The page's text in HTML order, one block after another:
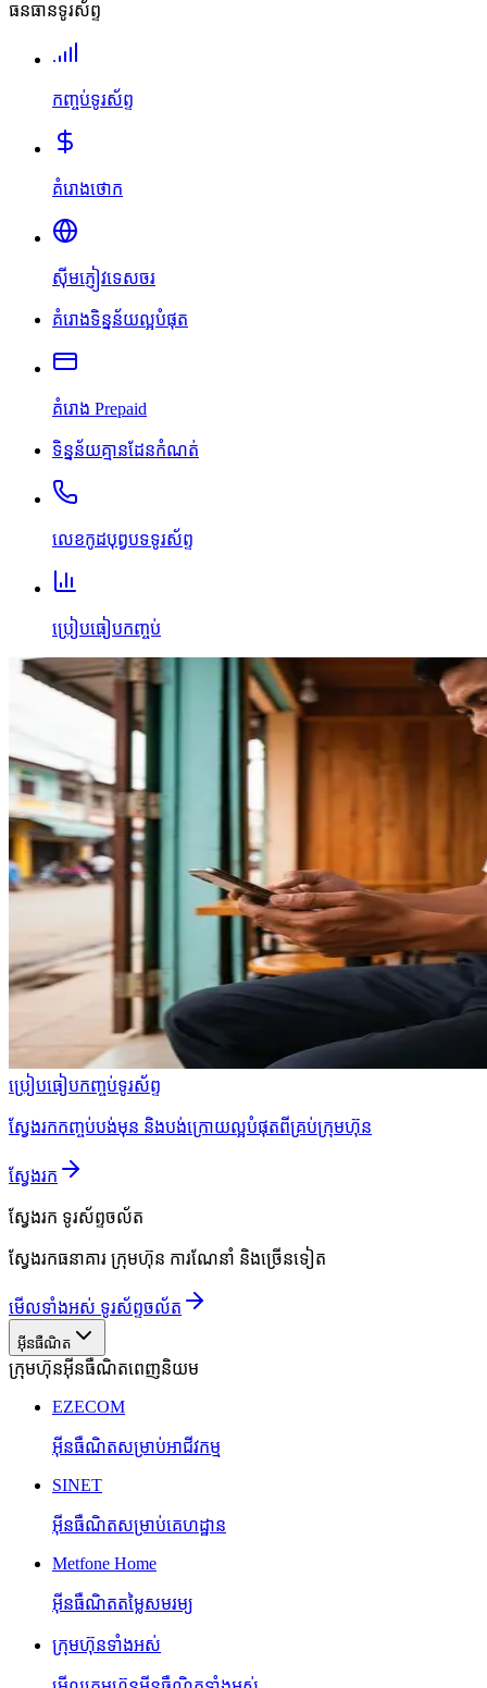
ធនធានទូរស័ព្ទ
កញ្ចប់ទូរស័ព្ទ
គំរោងថោក
ស៊ីមភ្ញៀវទេសចរ
គំរោងទិន្នន័យល្អបំផុត
គំរោង Prepaid
ទិន្នន័យគ្មានដែនកំណត់
លេខកូដបុព្វបទទូរស័ព្ទ
ប្រៀបធៀបកញ្ចប់
ប្រៀបធៀបកញ្ចប់ទូរស័ព្ទ
ស្វែងរកកញ្ចប់បង់មុន និងបង់ក្រោយល្អបំផុតពីគ្រប់ក្រុមហ៊ុន
ស្វែងរក
ស្វែងរក ទូរស័ព្ទចល័ត
ស្វែងរកធនាគារ ក្រុមហ៊ុន ការណែនាំ និងច្រើនទៀត
មើលទាំងអស់ ទូរស័ព្ទចល័ត
អ៊ីនធឺណិត
ក្រុមហ៊ុនអ៊ីនធឺណិតពេញនិយម
EZECOM
អ៊ីនធឺណិតសម្រាប់អាជីវកម្ម
SINET
អ៊ីនធឺណិតសម្រាប់គេហដ្ឋាន
Metfone Home
អ៊ីនធឺណិតតម្លៃសមរម្យ
ក្រុមហ៊ុនទាំងអស់